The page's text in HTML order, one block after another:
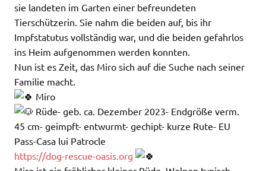
sie landeten im Garten einer befreundeten
Tierschützerin. Sie nahm die beiden auf, bis ihr
Impfstatutus vollständig war, und die beiden gefahrlos
ins Heim aufgenommen werden konnten.
Nun ist es Zeit, das Miro sich auf die Suche nach seiner
Familie macht.
Miro
Rüde- geb. ca. Dezember 2023- Endgröße verm.
45 cm- geimpft- entwurmt- gechipt- kurze Rute- EU
Pass-Casa lui Patrocle
https://dog-rescue-oasis.org